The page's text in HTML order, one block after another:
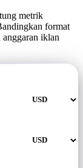
metrik
format
iklan